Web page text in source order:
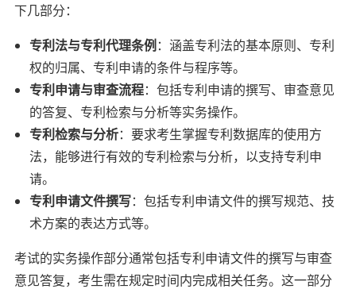
下几部分：
专利法与专利代理条例 ：涵盖专利法的基本原则、专利
权的归属、专利申请的条件与程序等。
专利申请与审查流程：包括专利申请的撰写、审查意见
的答复、专利检索与分析等实务操作。
专利检索与分析：要求考生掌握专利数据库的使用方
法，能够进行有效的专利检索与分析，以支持专利申
请。
专利申请文件撰写：包括专利申请文件的撰写规范、技
术方案的表达方式等。
考试的实务操作部分通常包括专利申请文件的撰写与审查
意见答复，考生需在规定时间内完成相关任务。这一部分